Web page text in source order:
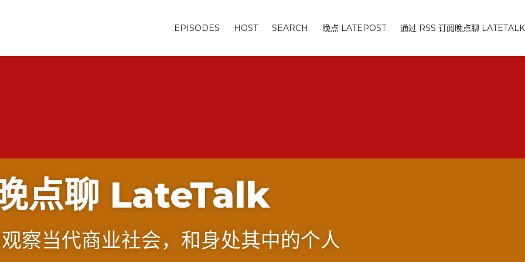
EPISODES HOST SEARCH 晚点 LATEPOST 通过 RSS 订阅晚点聊 LATETALK
点聊 LateTalk
察当代商业社会，和身处其中的个人